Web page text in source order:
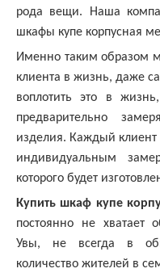
рода вещи. Наша
шкафы купе корпусная
Именно таким образом
клиента в жизнь, даже
воплотить это в
предварительно
изделия. Каждый
индивидуальным
которого будет
Купить шкаф купе
постоянно не хватает
Увы, не всегда в
количество жителей в